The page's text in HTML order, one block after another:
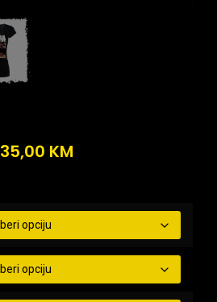
35,00 KM